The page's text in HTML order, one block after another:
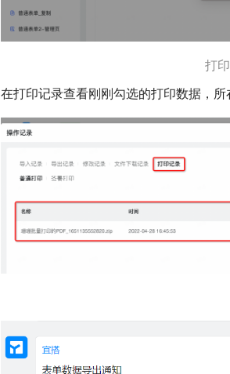
打
在打印记录查看刚刚勾选的打印数据，